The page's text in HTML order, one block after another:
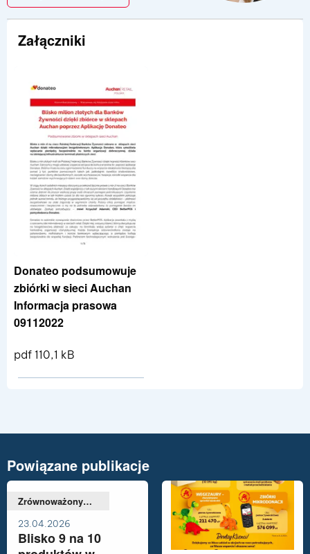
Załączniki
Donateo podsumowuje
zbiórki w sieci Auchan
Informacja prasowa
09112022
pdf 110,1 kB
Powiązane publikacje
Zrównoważony
23.04.2026
Blisko 9 na 10